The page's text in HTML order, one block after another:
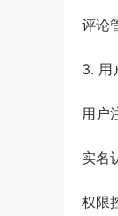
评论
3. 用
用户
实名
权限